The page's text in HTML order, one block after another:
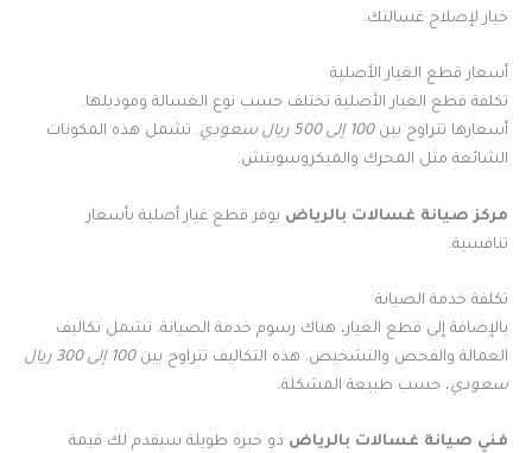
خيار لإصلاح غسالتك.
أسعار قطع الغيار الأصلية
تكلفة قطع الغيار الأصلية تختلف حسب نوع الغسالة وموديلها.
أسعارها تتراوح بين100 إلى 500 ريال سعودي
. تشمل هذه المكونات
الشائعة مثل المحرك والميكروسويتش.
مركز صيانة غسالات بالرياض يوفر قطع غيار أصلية بأسعار
تنافسية.
تكلفة خدمة الصيانة
بالإضافة إلى قطع الغيار، هناك رسوم خدمة الصيانة. تشمل تكاليف
العمالة والفحص والتشخيص. هذه التكاليف تتراوح بين
100 إلى 300 ريال
سعودي، حسب طبيعة المشكلة.
فني صيانة غسالات بالرياض ذو خبرة طويلة سيقدم لك قيمة